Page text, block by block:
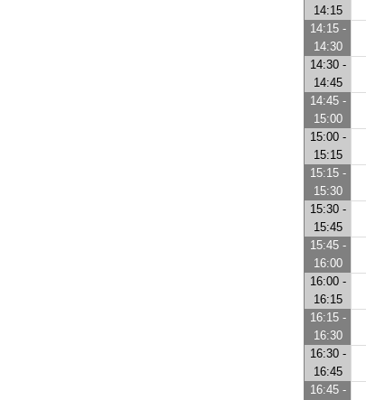
14:15
14:15 -
14:30
14:30 -
14:45
14:45 -
15:00
15:00 -
15:15
15:15 -
15:30
15:30 -
15:45
15:45 -
16:00
16:00 -
16:15
16:15 -
16:30
16:30 -
16:45
16:45 -